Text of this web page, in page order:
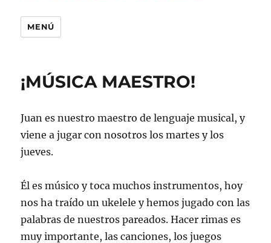
MENÚ
¡MÚSICA MAESTRO!
Juan es nuestro maestro de lenguaje musical, y
viene a jugar con nosotros los martes y los
jueves.
Él es músico y toca muchos instrumentos, hoy
nos ha traído un ukelele y hemos jugado con las
palabras de nuestros pareados. Hacer rimas es
muy importante, las canciones, los juegos